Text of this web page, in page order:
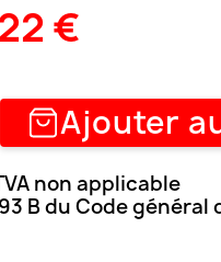
€
Ajouter
non applicable
B du Code général